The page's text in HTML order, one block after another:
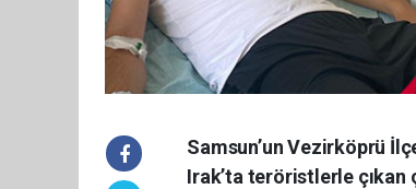
Samsun’un Vezirköprü
Irak’ta teröristlerle çıkan